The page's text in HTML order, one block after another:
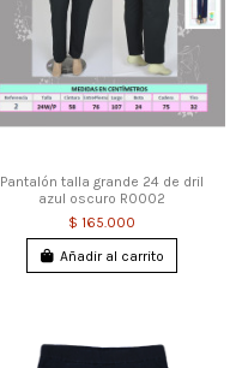
Pantalón talla grande 24 de dril
azul oscuro R0002
$ 165.000
Añadir al carrito